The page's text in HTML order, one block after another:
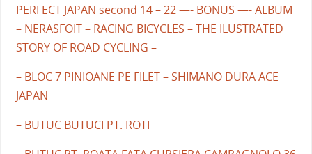
PERFECT JAPAN second 14 – 22 —- BONUS —- ALBUM
– NERASFOIT – RACING BICYCLES – THE ILUSTRATED
STORY OF ROAD CYCLING –
– BLOC 7 PINIOANE PE FILET – SHIMANO DURA ACE
JAPAN
– BUTUC BUTUCI PT. ROTI